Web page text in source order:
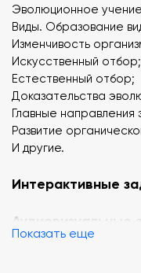
Эволюционное
Виды. Образование
Изменчивость
Искусственный отбор;
Естественный отбор;
Доказательства
Главные направления
Развитие
И другие.
Интерактивные
Аудиовизуальные
Показать еще